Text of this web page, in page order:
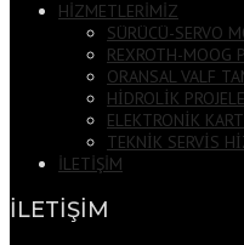
HİZMETLERİMİZ
SÜRÜCÜ-SERVO
REXROTH-MOOG
ORANSAL VALF
HİDROLİK
ELEKTRONİK
TEKNİK SERVİS
İLETİŞİM
İLETİŞİM